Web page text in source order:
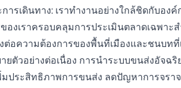
รเดินทาง: เราทำงานอย่างใกล้ชิดกับอง
เราครอบคลุมการประเมินตลาดเฉพาะ
อความต้องการของพื้นที่เมืองและชนบทที่
ยตัวอย่างต่อเนื่อง การนำระบบขนส่งอัจ
ระสิทธิภาพการขนส่ง ลดปัญหาการจรา